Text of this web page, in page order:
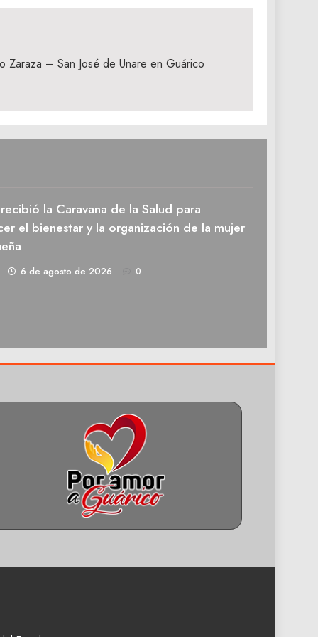
Zaraza – San José de Unare en Guárico
la Caravana de la Salud para
el bienestar y la organización de la mujer
6 de agosto de 2026 0